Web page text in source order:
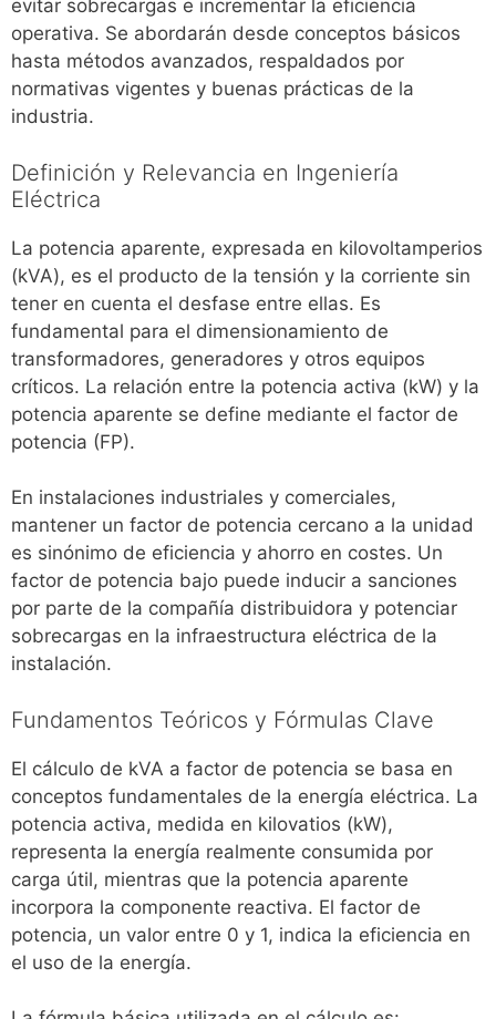
evitar sobrecargas e incrementar la eficiencia
operativa. Se abordarán desde conceptos básicos
hasta métodos avanzados, respaldados por
normativas vigentes y buenas prácticas de la
industria.
Definición y Relevancia en Ingeniería
Eléctrica
La potencia aparente, expresada en kilovoltamperios
(kVA), es el producto de la tensión y la corriente sin
tener en cuenta el desfase entre ellas. Es
fundamental para el dimensionamiento de
transformadores, generadores y otros equipos
críticos. La relación entre la potencia activa (kW) y la
potencia aparente se define mediante el factor de
potencia (FP).
En instalaciones industriales y comerciales,
mantener un factor de potencia cercano a la unidad
es sinónimo de eficiencia y ahorro en costes. Un
factor de potencia bajo puede inducir a sanciones
por parte de la compañía distribuidora y potenciar
sobrecargas en la infraestructura eléctrica de la
instalación.
Fundamentos Teóricos y Fórmulas Clave
El cálculo de kVA a factor de potencia se basa en
conceptos fundamentales de la energía eléctrica. La
potencia activa, medida en kilovatios (kW),
representa la energía realmente consumida por
carga útil, mientras que la potencia aparente
incorpora la componente reactiva. El factor de
potencia, un valor entre 0 y 1, indica la eficiencia en
el uso de la energía.